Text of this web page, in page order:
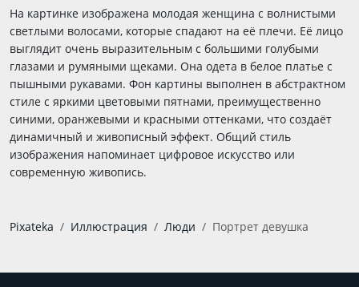
На картинке изображена молодая женщина с волнистыми
светлыми волосами, которые спадают на её плечи. Её лицо
выглядит очень выразительным с большими голубыми
глазами и румяными щеками. Она одета в белое платье с
пышными рукавами. Фон картины выполнен в абстрактном
стиле с яркими цветовыми пятнами, преимущественно
синими, оранжевыми и красными оттенками, что создаёт
динамичный и живописный эффект. Общий стиль
изображения напоминает цифровое искусство или
современную живопись.
Pixateka Иллюстрация Люди Портрет девушка